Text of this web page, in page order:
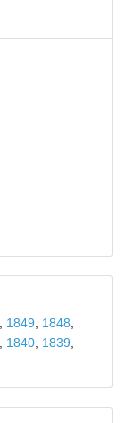
1849 1848
1840, 1839